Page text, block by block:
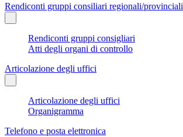
Rendiconti gruppi consiliari regionali/provinciali
Rendiconti gruppi consigliari
Atti degli organi di controllo
Articolazione degli uffici
Articolazione degli uffici
Organigramma
Telefono e posta elettronica